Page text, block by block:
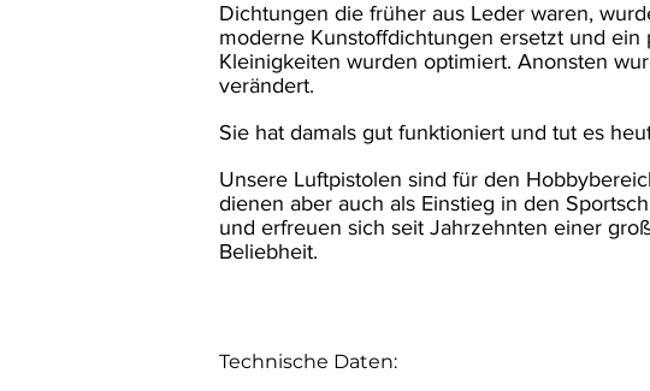
Dichtungen die früher aus Leder waren,
moderne Kunstoffdichtungen ersetzt und ein
Kleinigkeiten wurden optimiert. Anonsten
verändert.
Sie hat damals gut funktioniert und tut es
Unsere Luftpistolen sind für den
dienen aber auch als Einstieg in den
und erfreuen sich seit Jahrzehnten einer
Beliebheit.
Technische Daten: